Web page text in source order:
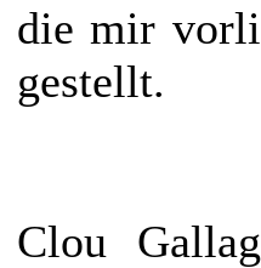
die mir
gestellt.
Clou